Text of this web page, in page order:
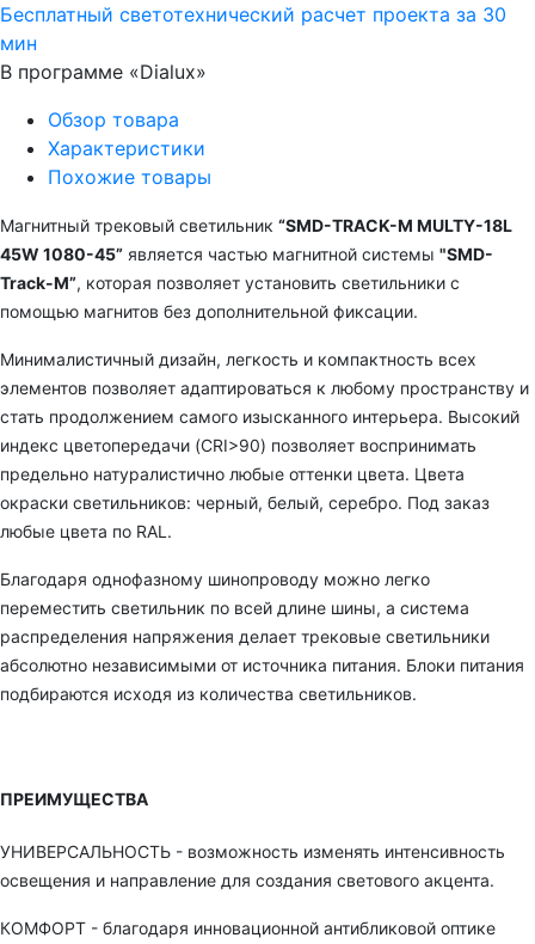
Бесплатный светотехнический расчет проекта за 30
мин
В программе «Dialux»
Обзор товара
Характеристики
Похожие товары
Магнитный трековый светильник “SMD-TRACK-M MULTY-18L
45W 1080-45” является частью магнитной системы "SMD-
Track-M”, которая позволяет установить светильники с
помощью магнитов без дополнительной фиксации.
Минималистичный дизайн, легкость и компактность всех
элементов позволяет адаптироваться к любому пространству и
стать продолжением самого изысканного интерьера. Высокий
индекс цветопередачи (CRI>90) позволяет воспринимать
предельно натуралистично любые оттенки цвета. Цвета
окраски светильников: черный, белый, серебро. Под заказ
любые цвета по RAL.
Благодаря однофазному шинопроводу можно легко
переместить светильник по всей длине шины, а система
распределения напряжения делает трековые светильники
абсолютно независимыми от источника питания. Блоки питания
подбираются исходя из количества светильников.
ПРЕИМУЩЕСТВА
УНИВЕРСАЛЬНОСТЬ - возможность изменять интенсивность
освещения и направление для создания светового акцента.
КОМФОРТ - благодаря инновационной антибликовой оптике